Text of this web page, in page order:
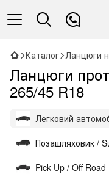
Каталог Ланцюги
Ланцюги
265/45 R18
Легковий
Позашляховик /
Pick-Up / Off Road